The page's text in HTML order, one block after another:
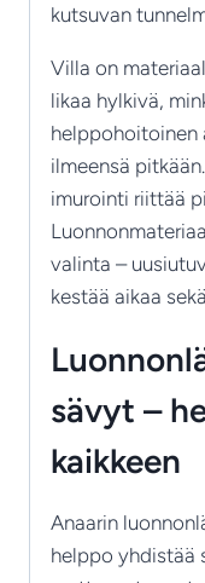
kutsuvan
Villa on
likaa hylkivä,
helppohoitoinen
ilmeensä
imurointi riittää
valinta –
kestää aikaa
sävyt –
kaikkeen
Anaarin
helppo yhdistää